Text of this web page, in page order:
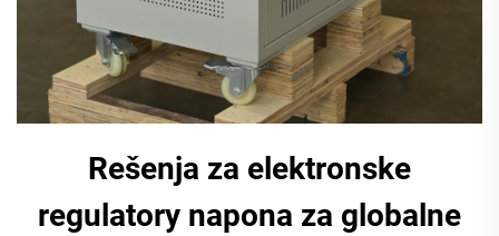
Rešenja za elektronske
regulatory napona za globalne